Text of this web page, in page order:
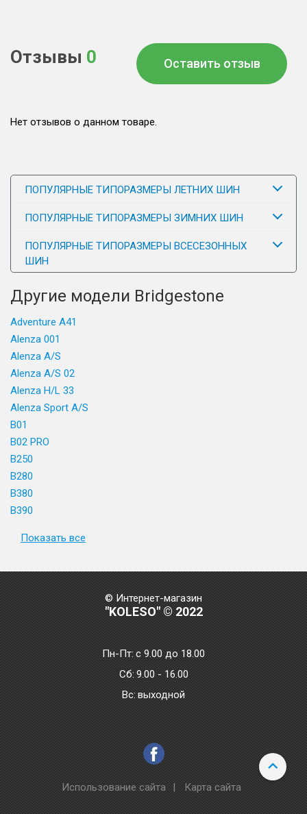
Отзывы 0 Оставить отзыв
Нет отзывов о данном товаре.
ПОПУЛЯРНЫЕ ТИПОРАЗМЕРЫ ЛЕТНИХ ШИН
ПОПУЛЯРНЫЕ ТИПОРАЗМЕРЫ ЗИМНИХ ШИН
ПОПУЛЯРНЫЕ ТИПОРАЗМЕРЫ ВСЕСЕЗОННЫХ
ШИН
Другие модели Bridgestone
Adventure A41
Alenza 001
Alenza A/S
Alenza A/S 02
Alenza H/L 33
Alenza Sport A/S
B01
B02 PRO
B250
B280
B380
B390
Показать все
© Интернет-магазин
"KOLESO" © 2022
Пн-Пт:с 9.00 до 18.00
Сб: 9.00 - 16.00
Bc: выходной
Использование сайта | Карта сайта